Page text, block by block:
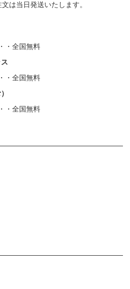
は当日発送いたします。
・全国無料
・全国無料
・全国無料